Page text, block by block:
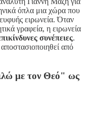
όπλα μια χώρα που
ειρωνεία. Όταν
γραφεία, η ειρωνεία
συνέπειες.
από
με τον Θεό" ως